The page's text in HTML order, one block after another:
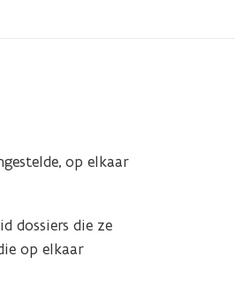
op elkaar
dossiers die ze
op elkaar